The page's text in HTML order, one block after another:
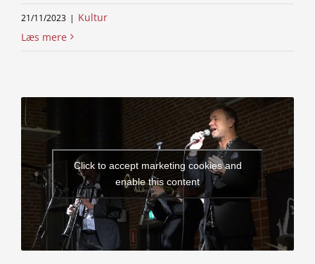
21/11/2023 | Kultur
Læs mere
Click to accept marketing cookies and
enable this content